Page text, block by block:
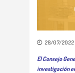
28/07/2022
El Consejo
investigación